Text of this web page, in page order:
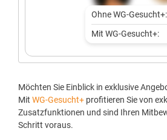
Ohne WG-Gesucht+:
Mit WG-Gesucht+:
Möchten Sie Einblick in exklusive
Mit WG-Gesucht+ profitieren Sie von
Zusatzfunktionen und sind Ihren
Schritt voraus.